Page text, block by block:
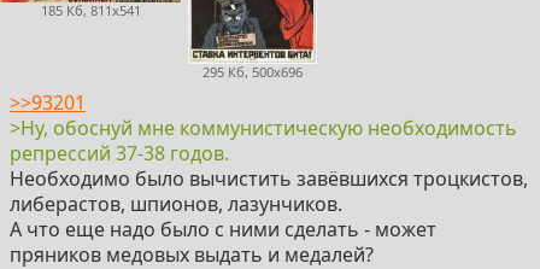
185 Кб, 811x541
295 Кб, 500x696
>>93201
>Ну, обоснуй мне коммунистическую необходимость
репрессий 37-38 годов.
Необходимо было вычистить завёвшихся троцкистов,
либерастов, шпионов, лазунчиков.
А что еще надо было с ними сделать - может
пряников медовых выдать и медалей?